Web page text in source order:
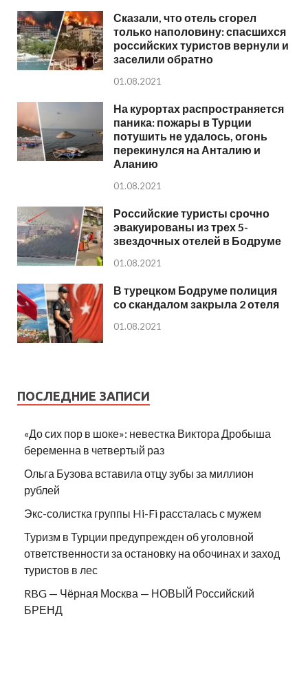
Сказали, что отель сгорел
только наполовину: спасшихся
российских туристов вернули и
заселили обратно
01.08.2021
На курортах распространяется
паника: пожары в Турции
потушить не удалось, огонь
перекинулся на Анталию и
Аланию
01.08.2021
Российские туристы срочно
эвакуированы из трех 5-
звездочных отелей в Бодруме
01.08.2021
В турецком Бодруме полиция
со скандалом закрыла 2 отеля
01.08.2021
ПОСЛЕДНИЕ ЗАПИСИ
«До сих пор в шоке»: невестка Виктора Дробыша
беременна в четвертый раз
Ольга Бузова вставила отцу зубы за миллион
рублей
Экс-солистка группы Hi-Fi рассталась с мужем
Туризм в Турции предупрежден об уголовной
ответственности за остановку на обочинах и заход
туристов в лес
RBG — Чёрная Москва — НОВЫЙ Российский
БРЕНД